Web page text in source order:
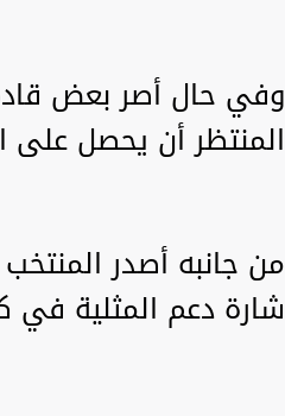
وفي حال أصر بعض
المنتظر أن يحصل على
من جانبه أصدر المنتخب
شارة دعم المثلية في